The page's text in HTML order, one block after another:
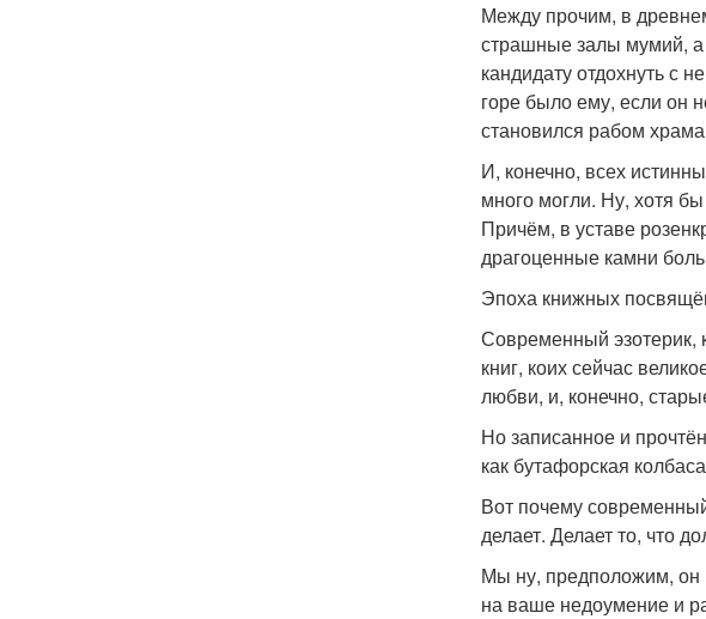
Между прочим, в
страшные залы мумий, а
кандидату отдохнуть с
горе было ему, если он
становился рабом
И, конечно, всех
много могли. Ну, хотя
Причём, в уставе
драгоценные камни
Эпоха книжных
Современный эзотерик,
книг, коих сейчас
любви, и, конечно,
Но записанное и
как бутафорская
Вот почему
делает. Делает то, что
Мы ну, предположим, он
на ваше недоумение и